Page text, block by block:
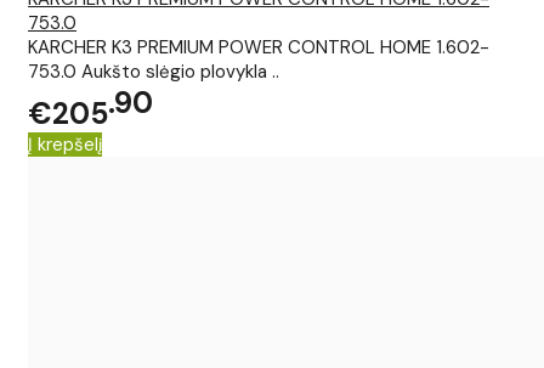
753.0
KARCHER K3 PREMIUM POWER CONTROL HOME 1.602-
753.0 Aukšto slėgio plovykla ..
€20590
Į krepšelį